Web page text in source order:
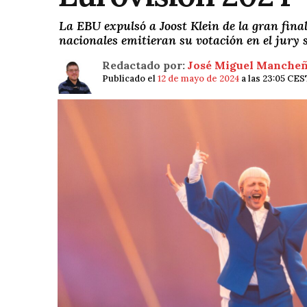
La EBU expulsó a Joost Klein de la gran
nacionales emitieran su votación en el jury
Redactado por: José Miguel
Publicado el12 de mayo de 2024 a las 23:05